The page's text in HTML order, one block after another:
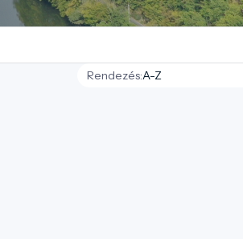
Rendezés: